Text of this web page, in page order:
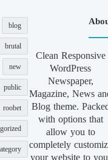
Clean Responsive
WordPress
Newspaper,
Magazine, News
Blog theme.
with options that
allow you to
completely
blog
brutal
new
public
roobet